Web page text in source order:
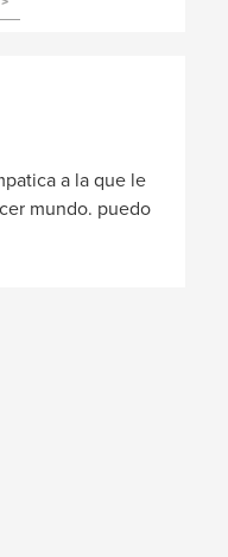
a la que le
mundo. puedo